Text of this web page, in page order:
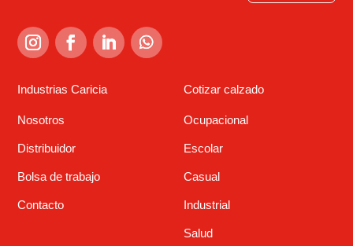
Industrias Caricia
Nosotros
Distribuidor
Bolsa de trabajo
Contacto
Cotizar calzado
Ocupacional
Escolar
Casual
Industrial
Salud